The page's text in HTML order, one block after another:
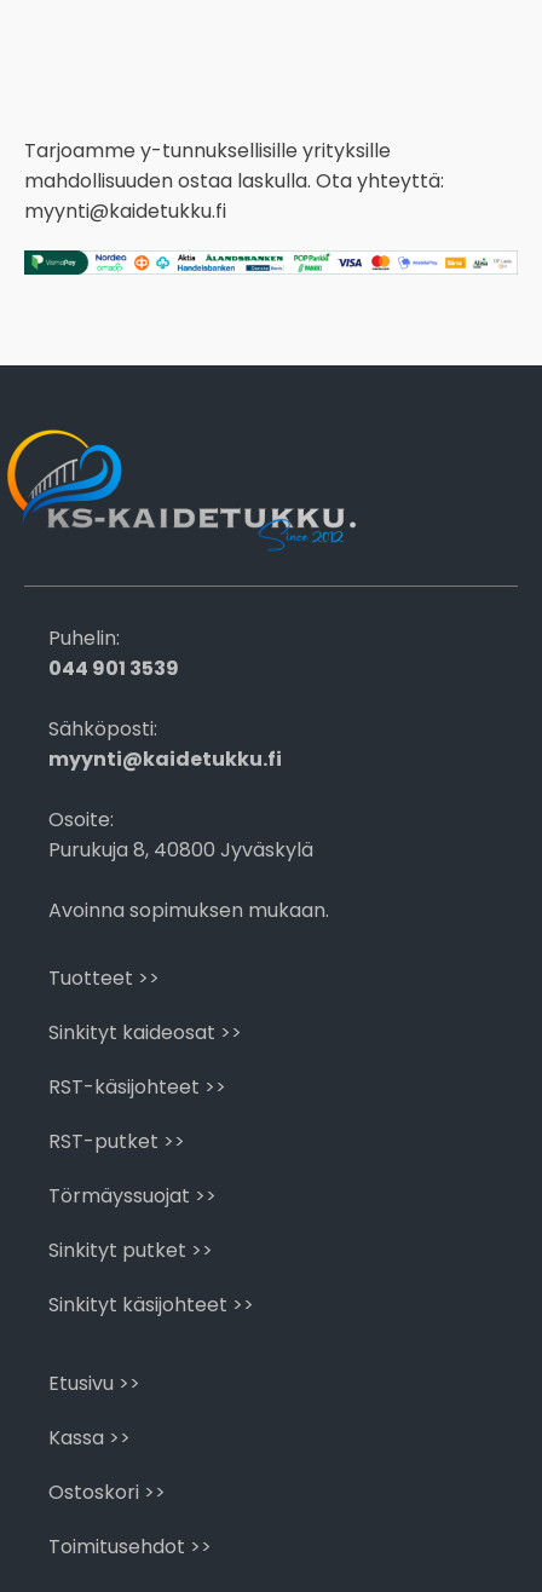
Tarjoamme y-tunnuksellisille yrityksille
mahdollisuuden ostaa laskulla. Ota yhteyttä:
myynti@kaidetukku.fi
Puhelin:
044 901 3539
Sähköposti:
myynti@kaidetukku.fi
Osoite:
Purukuja 8, 40800 Jyväskylä
Avoinna sopimuksen mukaan.
Tuotteet >>
Sinkityt kaideosat >>
RST-käsijohteet >>
RST-putket >>
Törmäyssuojat >>
Sinkityt putket >>
Sinkityt käsijohteet >>
Etusivu >>
Kassa >>
Ostoskori >>
Toimitusehdot >>